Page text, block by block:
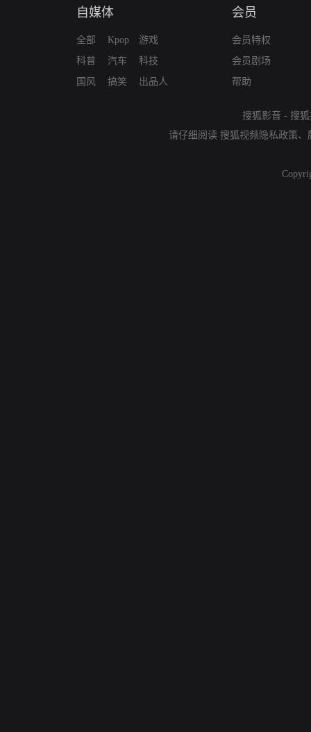
自媒体
全部
科普
国风
Kpop
汽车
搞笑
游戏
科技
出品人
会员
会员特权
会员剧场
帮助
搜狐影音 - 搜
请仔细阅读 搜狐视频隐私政策、